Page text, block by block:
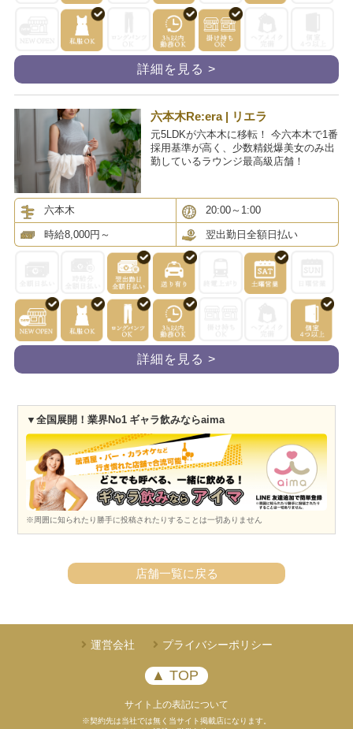
詳細を見る >
六本木Re:era | リエラ
元5LDKが六本木に移転！ 今六本木で1番
採用基準が高く、少数精鋭爆美女のみ出
勤しているラウンジ最高級店舗！
六本木 20:00～1:00
時給8,000円～ 翌出勤日全額日払い
詳細を見る >
▼全国展開！業界No1 ギャラ飲みならaima
※周囲に知られたり勝手に投稿されたりすることは一切ありません
店舗一覧に戻る
運営会社 プライバシーポリシー
▲ TOP
サイト上の表記について
※契約先は当社では無く当サイト掲載店になります。